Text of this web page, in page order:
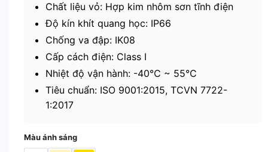
Chất liệu vỏ: Hợp kim nhôm sơn tĩnh điện
Độ kín khít quang học: IP66
Chống va đập: IK08
Cấp cách điện: Class I
Nhiệt độ vận hành: -40℃ ~ 55℃
Tiêu chuẩn: ISO 9001:2015, TCVN 7722-
1:2017
Màu ánh sáng